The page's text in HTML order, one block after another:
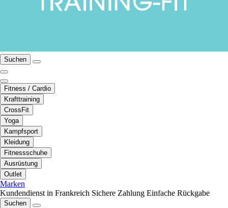
Suchen
Fitness / Cardio
Krafttraining
CrossFit
Yoga
Kampfsport
Kleidung
Fitnessschuhe
Ausrüstung
Outlet
Marken
Kundendienst in Frankreich Sichere Zahlung Einfache Rückgabe
Suchen